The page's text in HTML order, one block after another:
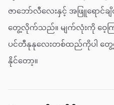
ဇာဘော်လီလေးနှင့် အဖြူရော
တွေ့လိုက်သည်။ မျက်လုံးကို ဝေ့က
ပင်တီနုနုလေးတစ်ထည်ကိုပါ တွေ့
နိုင်တော့။